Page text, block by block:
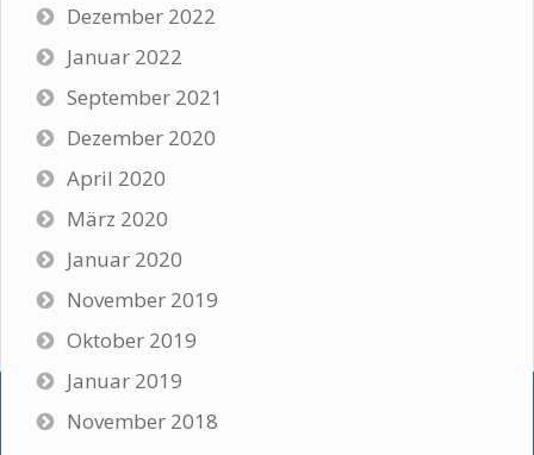
Dezember 2022
Januar 2022
September 2021
Dezember 2020
April 2020
März 2020
Januar 2020
November 2019
Oktober 2019
Januar 2019
November 2018